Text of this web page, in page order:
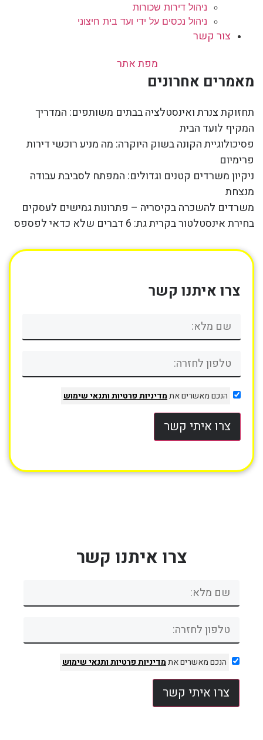
ניהול דירות שכורות
ניהול נכסים על ידי ועד בית חיצוני
צור קשר
מפת אתר
מאמרים אחרונים
תחזוקת צנרת ואינסטלציה בבתים משותפים: המדריך
המקיף לועד הבית
פסיכולוגיית הקונה בשוק היוקרה: מה מניע רוכשי דירות
פרימיום
ניקיון משרדים קטנים וגדולים: המפתח לסביבת עבודה
מנצחת
משרדים להשכרה בקיסריה – פתרונות גמישים לעסקים
בחירת אינסטלטור בקרית גת: 6 דברים שלא כדאי לפספס
צרו איתנו קשר
הנכם מאשרים אתמדיניות פרטיותותנאי שימוש
צרו איתי קשר
צרו איתנו קשר
הנכם מאשרים אתמדיניות פרטיותותנאי שימוש
צרו איתי קשר